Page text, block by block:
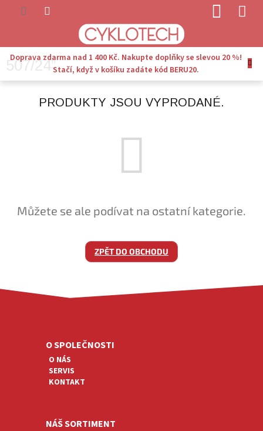
Doprava zdarma nad 1 400 Kč. Nakupte doplňky se slevou 20 %!
Stačí, když v košíku zadáte kód BERU20.
507/24”
PRODUKTY JSOU VYPRODANÉ.
Můžete se ale podívat na ostatní kategorie.
ZPĚT DO OBCHODU
O SPOLEČNOSTI
O NÁS
SERVIS
KONTAKT
NÁŠ SORTIMENT